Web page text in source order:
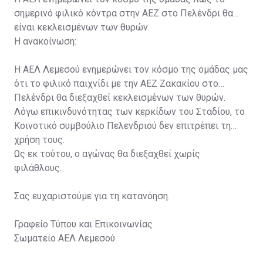
σημερινό φιλικό κόντρα στην ΑΕΖ στο Πελένδρι θα
είναι κεκλεισμένων των θυρών.
Η ανακοίνωση:
Η ΑΕΛ Λεμεσού ενημερώνει τον κόσμο της ομάδας μας
ότι το φιλικό παιχνίδι με την ΑΕΖ Ζακακίου στο
Πελένδρι θα διεξαχθεί κεκλεισμένων των θυρών.
Λόγω επικινδυνότητας των κερκίδων του Σταδίου, το
Κοινοτικό συμβούλιο Πελενδριού δεν επιτρέπει τη
χρήση τους.
Ως εκ τούτου, ο αγώνας θα διεξαχθεί χωρίς
φιλάθλους.
Σας ευχαριστούμε για τη κατανόηση.
Γραφείο Τύπου και Επικοινωνίας
Σωματείο ΑΕΛ Λεμεσού